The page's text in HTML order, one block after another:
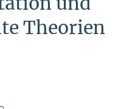
Theorien